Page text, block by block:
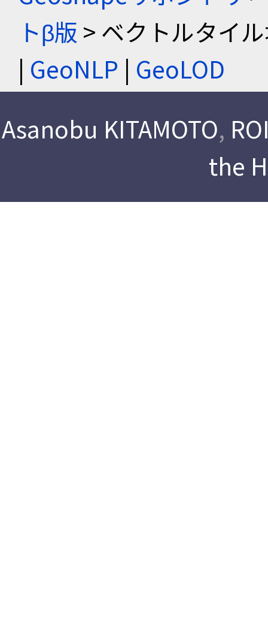
トβ版 > ベクトルタイ
| GeoNLP | GeoLOD
Asanobu KITAMOTO,
the